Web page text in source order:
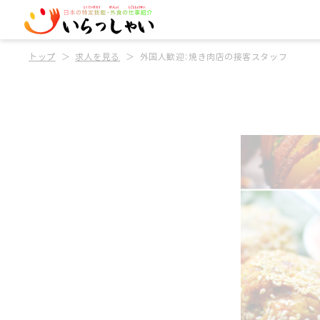
トップ 求人を見る 外国人歓迎：焼き肉店の接客スタッフ